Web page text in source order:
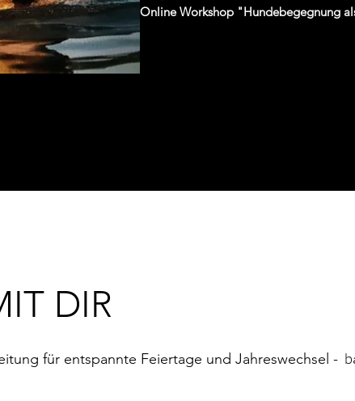
Online Workshop "Hundebegegnung
DIR
für entspannte Feiertage und Jahreswechsel - b